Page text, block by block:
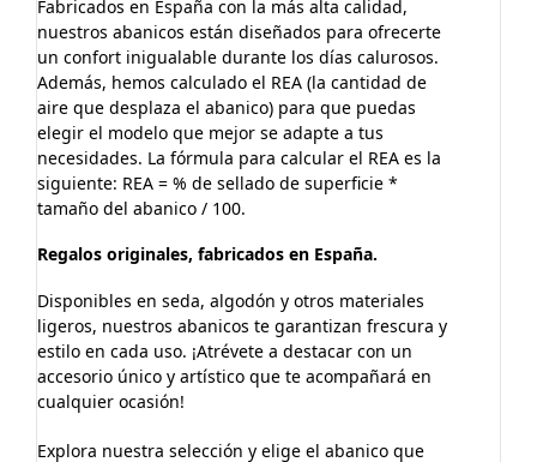
Fabricados en España con la más alta calidad,
nuestros abanicos están diseñados para ofrecerte
un confort inigualable durante los días calurosos.
Además, hemos calculado el REA (la cantidad de
aire que desplaza el abanico) para que puedas
elegir el modelo que mejor se adapte a tus
necesidades. La fórmula para calcular el REA es la
siguiente: REA = % de sellado de superficie *
tamaño del abanico / 100.
Regalos originales, fabricados en España.
Disponibles en seda, algodón y otros materiales
ligeros, nuestros abanicos te garantizan frescura y
estilo en cada uso. ¡Atrévete a destacar con un
accesorio único y artístico que te acompañará en
cualquier ocasión!
Explora nuestra selección y elige el abanico que